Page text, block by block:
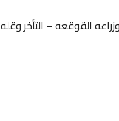
القوقعه – التأخر وقله